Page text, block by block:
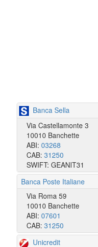
Banca Sella
Via Castellamonte 3
10010 Banchette
ABI: 03268
CAB: 31250
SWIFT: GEANIT31
Banca Poste Italiane
Via Roma 59
10010 Banchette
ABI: 07601
CAB: 31250
Unicredit